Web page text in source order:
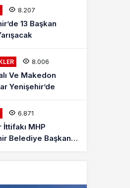
8.207
13 Başkan
8.006
Ve Makedon
Yenişehir’de
6.871
İttifakı MHP
Belediye Başkan